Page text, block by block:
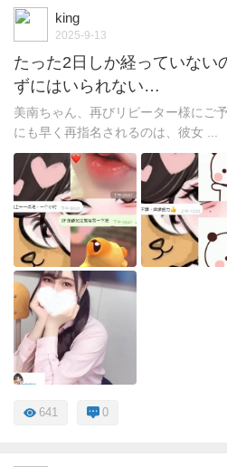
king
2025-9-13
たった2日しか経っていない
ずにはいられない…
美南ちゃん、再びリピーター様にご
にも早く再指名されるのは、彼女 ...
641 0